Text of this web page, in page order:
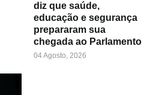
diz que saúde,
educação e segurança
prepararam sua
chegada ao Parlamento
04 Agosto, 2026